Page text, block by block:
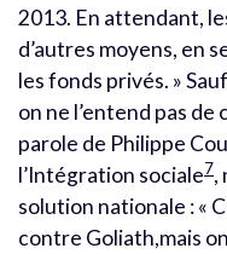
2013. En attendant,
d’autres moyens, en
les fonds privés. »
on ne l’entend pas
parole de Philippe
l’Intégration sociale7,
solution nationale : «
contre Goliath,mais